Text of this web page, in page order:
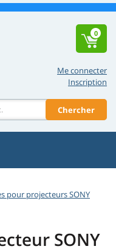
Me connecter
Inscription
Chercher
0
pour projecteurs SONY
SONY